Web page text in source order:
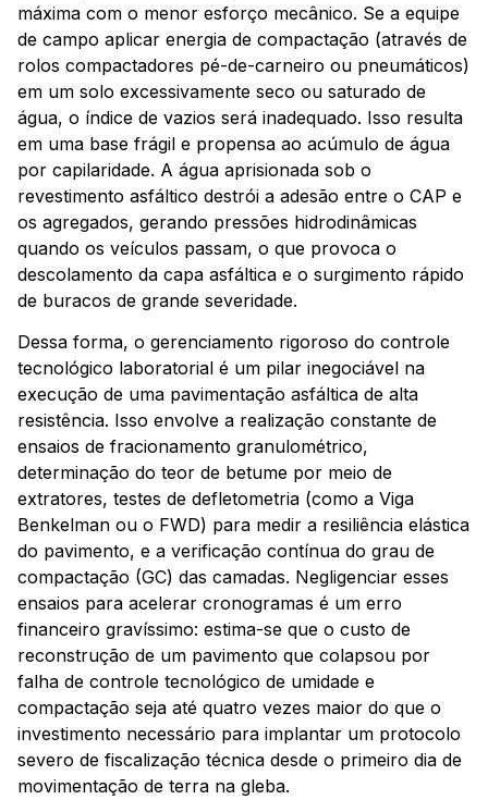
máxima com o menor esforço mecânico. Se a equipe
de campo aplicar energia de compactação (através de
rolos compactadores pé-de-carneiro ou pneumáticos)
em um solo excessivamente seco ou saturado de
água, o índice de vazios será inadequado. Isso resulta
em uma base frágil e propensa ao acúmulo de água
por capilaridade. A água aprisionada sob o
revestimento asfáltico destrói a adesão entre o CAP e
os agregados, gerando pressões hidrodinâmicas
quando os veículos passam, o que provoca o
descolamento da capa asfáltica e o surgimento rápido
de buracos de grande severidade.
Dessa forma, o gerenciamento rigoroso do controle
tecnológico laboratorial é um pilar inegociável na
execução de uma pavimentação asfáltica de alta
resistência. Isso envolve a realização constante de
ensaios de fracionamento granulométrico,
determinação do teor de betume por meio de
extratores, testes de defletometria (como a Viga
Benkelman ou o FWD) para medir a resiliência elástica
do pavimento, e a verificação contínua do grau de
compactação (GC) das camadas. Negligenciar esses
ensaios para acelerar cronogramas é um erro
financeiro gravíssimo: estima-se que o custo de
reconstrução de um pavimento que colapsou por
falha de controle tecnológico de umidade e
compactação seja até quatro vezes maior do que o
investimento necessário para implantar um protocolo
severo de fiscalização técnica desde o primeiro dia de
movimentação de terra na gleba.